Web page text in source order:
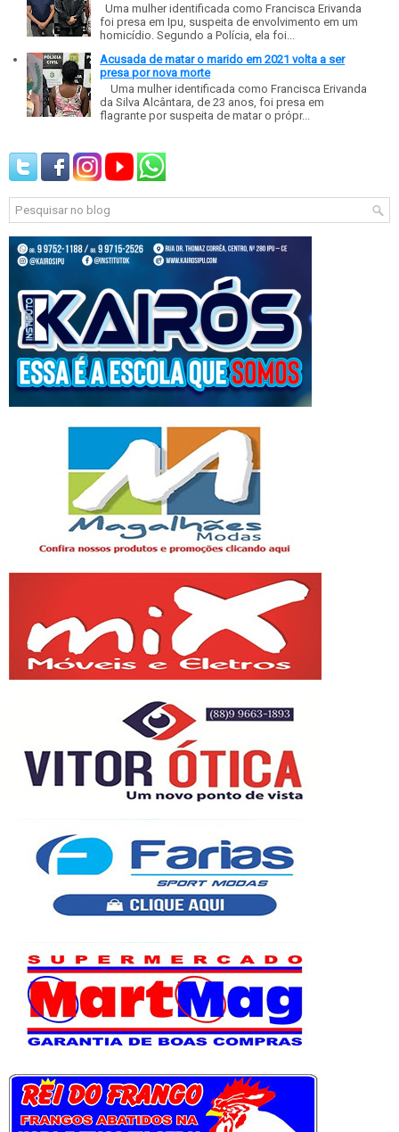
Uma mulher identificada como Francisca Erivanda
foi presa em Ipu, suspeita de envolvimento em um
homicídio. Segundo a Polícia, ela foi...
Acusada de matar o marido em 2021 volta a ser
presa por nova morte
Uma mulher identificada como Francisca Erivanda
da Silva Alcântara, de 23 anos, foi presa em
flagrante por suspeita de matar o própr...